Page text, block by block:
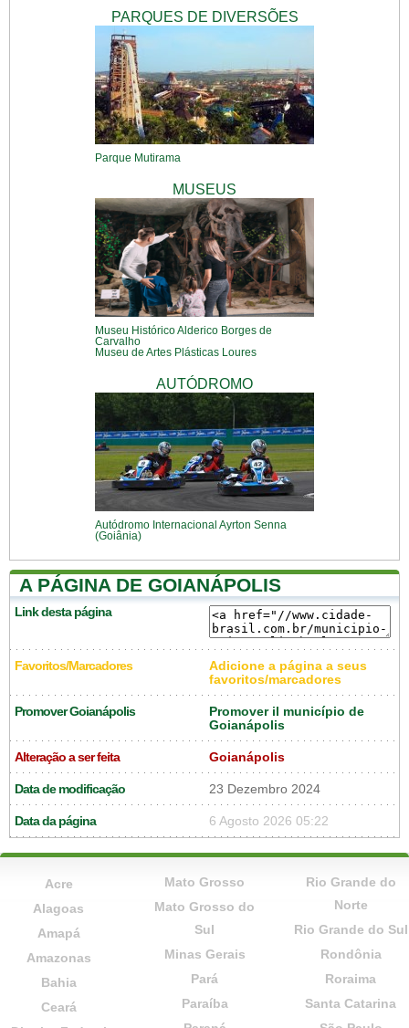
PARQUES DE DIVERSÕES
Parque Mutirama
MUSEUS
Museu Histórico Alderico Borges de
Carvalho
Museu de Artes Plásticas Loures
AUTÓDROMO
Autódromo Internacional Ayrton Senna
(Goiânia)
A PÁGINA DE GOIANÁPOLIS
Link desta página
Favoritos/Marcadores
Adicione a página a seus
favoritos/marcadores
Promover Goianápolis
Promover il município de
Goianápolis
Alteração a ser feita Goianápolis
Data de modificação 23 Dezembro 2024
Data da página 6 Agosto 2026 05:22
Acre
Alagoas
Amapá
Amazonas
Bahia
Ceará
Mato Grosso
Mato Grosso do
Sul
Minas Gerais
Pará
Paraíba
Rio Grande do
Norte
Rio Grande do Sul
Rondônia
Roraima
Santa Catarina